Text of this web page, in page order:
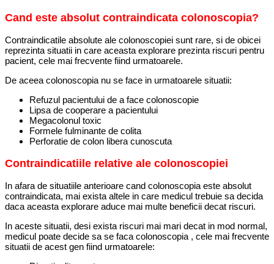
Cand este absolut contraindicata colonoscopia?
Contraindicatile absolute ale colonoscopiei sunt rare, si de obicei
reprezinta situatii in care aceasta explorare prezinta riscuri pentru
pacient, cele mai frecvente fiind urmatoarele.
De aceea colonoscopia nu se face in urmatoarele situatii:
Refuzul pacientului de a face colonoscopie
Lipsa de cooperare a pacientului
Megacolonul toxic
Formele fulminante de colita
Perforatie de colon libera cunoscuta
Contraindicatiile relative ale colonoscopiei
In afara de situatiile anterioare cand colonoscopia este absolut
contraindicata, mai exista altele in care medicul trebuie sa decida
daca aceasta explorare aduce mai multe beneficii decat riscuri.
In aceste situatii, desi exista riscuri mai mari decat in mod normal,
medicul poate decide sa se faca colonoscopia , cele mai frecvente
situatii de acest gen fiind urmatoarele: